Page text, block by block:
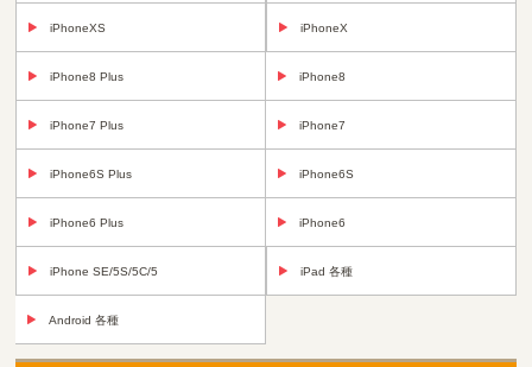
iPhoneXS iPhoneX
iPhone8 Plus iPhone8
iPhone7 Plus iPhone7
iPhone6S Plus iPhone6S
iPhone6 Plus iPhone6
iPhone SE/5S/5C/5 iPad 各種
Android 各種